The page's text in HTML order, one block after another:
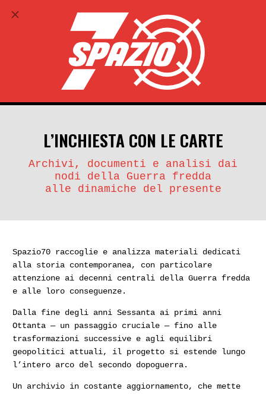
ABBONATI
search account_circle
L’INCHIESTA CON LE CARTE
Archivi, documenti e analisi dai
nodi della Guerra fredda
alle dinamiche del presente
Spazio70 raccoglie e analizza materiali dedicati
alla storia contemporanea, con particolare
attenzione ai decenni centrali della Guerra fredda
e alle loro conseguenze.
Dalla fine degli anni Sessanta ai primi anni
Ottanta — un passaggio cruciale — fino alle
trasformazioni successive e agli equilibri
geopolitici attuali, il progetto si estende lungo
l’intero arco del secondo dopoguerra.
Un archivio in costante aggiornamento, che mette